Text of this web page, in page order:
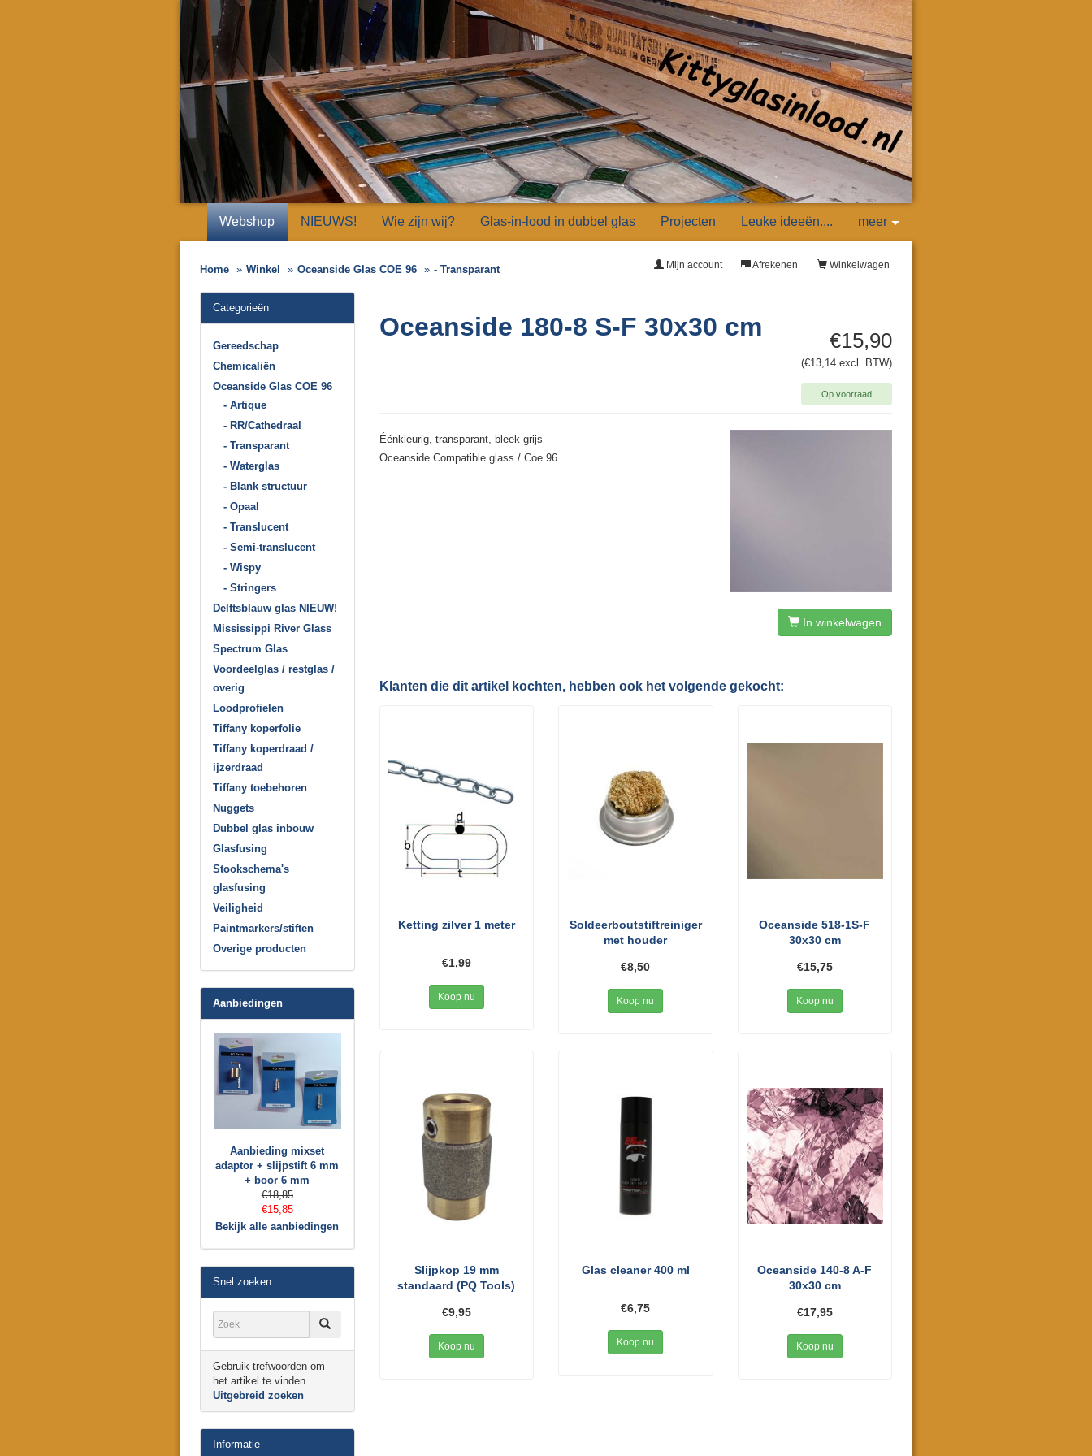
Webshop NIEUWS! Wie zijn wij? Glas-in-lood in dubbel glas Projecten Leuke ideeën.... meer
Home Winkel Oceanside Glas COE 96 - Transparant Winkelwagen
Afrekenen
Mijn account
€15,90
(€13,14 excl. BTW)
Op voorraad
Oceanside 180-8 S-F 30x30 cm
Éénkleurig, transparant, bleek grijs
Oceanside Compatible glass / Coe 96
In winkelwagen
Klanten die dit artikel kochten, hebben ook het volgende gekocht:
Ketting zilver 1 meter
€1,99
Koop nu
Soldeerboutstiftreiniger
met houder
€8,50
Koop nu
Oceanside 518-1S-F
30x30 cm
€15,75
Koop nu
Slijpkop 19 mm
standaard (PQ Tools)
€9,95
Koop nu
Glas cleaner 400 ml
€6,75
Koop nu
Oceanside 140-8 A-F
30x30 cm
€17,95
Koop nu
Categorieën
Gereedschap
Chemicaliën
Oceanside Glas COE 96
- Artique
- RR/Cathedraal
- Transparant
- Waterglas
- Blank structuur
- Opaal
- Translucent
- Semi-translucent
- Wispy
- Stringers
Delftsblauw glas NIEUW!
Mississippi River Glass
Spectrum Glas
Voordeelglas / restglas /
overig
Loodprofielen
Tiffany koperfolie
Tiffany koperdraad /
ijzerdraad
Tiffany toebehoren
Nuggets
Dubbel glas inbouw
Glasfusing
Stookschema's
glasfusing
Veiligheid
Paintmarkers/stiften
Overige producten
Aanbiedingen
Aanbieding mixset
adaptor + slijpstift 6 mm
+ boor 6 mm
€18,85
€15,85
Bekijk alle aanbiedingen
Snel zoeken
Gebruik trefwoorden om
het artikel te vinden.
Uitgebreid zoeken
Informatie